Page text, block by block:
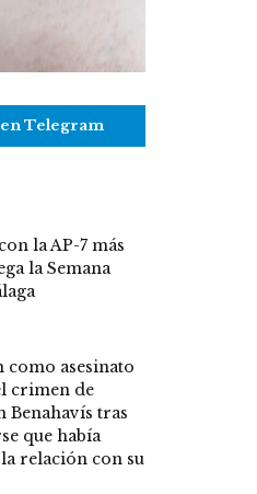
Telegram
la AP-7 más
la Semana
como asesinato
crimen de
Benahavís tras
que había
relación con su